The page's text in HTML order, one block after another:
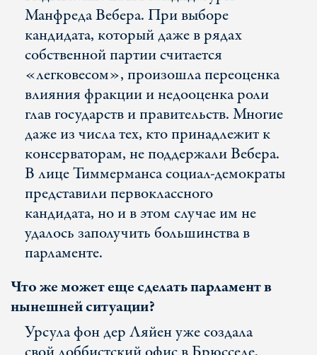
Манфреда Вебера. При выборе
кандидата, который даже в рядах
собственной партии считается
«легковесом», произошла переоценка
влияния фракции и недооценка роли
глав государств и правительств. Многие
даже из числа тех, кто принадлежит к
консерваторам, не поддержали Вебера.
В лице Тиммерманса социал-демократы
представили первоклассного
кандидата, но и в этом случае им не
удалось заполучить большинства в
парламенте.
Что же может еще сделать парламент в
нынешней ситуации?
Урсула фон дер Ляйен уже создала